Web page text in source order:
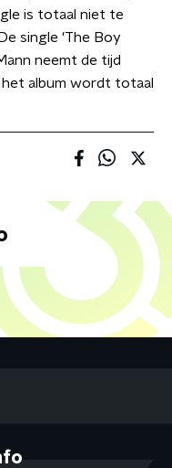
is totaal niet te
single 'The Boy
neemt de tijd
album wordt totaal